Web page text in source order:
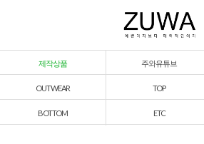
제작상품 주와유튜브
OUTWEAR TOP
BOTTOM ETC